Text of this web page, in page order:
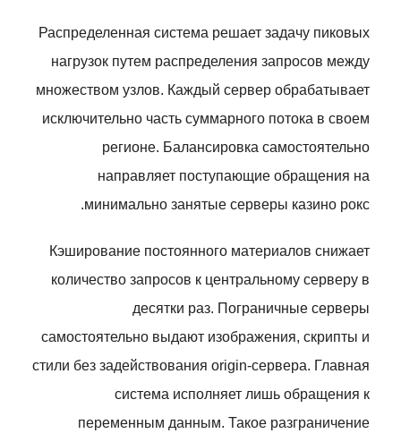
Распределенная система решает задачу пиковых
нагрузок путем распределения запросов между
множеством узлов. Каждый сервер обрабатывает
исключительно часть суммарного потока в своем
регионе. Балансировка самостоятельно
направляет поступающие обращения на
минимально занятые серверы казино рокс.
Кэширование постоянного материалов снижает
количество запросов к центральному серверу в
десятки раз. Пограничные серверы
самостоятельно выдают изображения, скрипты и
стили без задействования origin-сервера. Главная
система исполняет лишь обращения к
переменным данным. Такое разграничение